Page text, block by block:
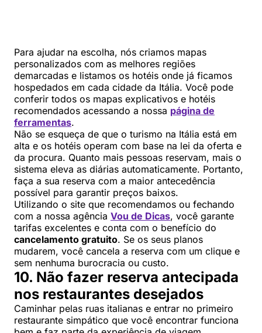
Para ajudar na escolha, nós criamos mapas
personalizados com as melhores regiões
demarcadas e listamos os hotéis onde já ficamos
hospedados em cada cidade da Itália. Você pode
conferir todos os mapas explicativos e hotéis
recomendados acessando a nossa página de
ferramentas.
Não se esqueça de que o turismo na Itália está em
alta e os hotéis operam com base na lei da oferta e
da procura. Quanto mais pessoas reservam, mais o
sistema eleva as diárias automaticamente. Portanto,
faça a sua reserva com a maior antecedência
possível para garantir preços baixos.
Utilizando o site que recomendamos ou fechando
com a nossa agência Vou de Dicas, você garante
tarifas excelentes e conta com o benefício do
cancelamento gratuito. Se os seus planos
mudarem, você cancela a reserva com um clique e
sem nenhuma burocracia ou custo.
10. Não fazer reserva antecipada
nos restaurantes desejados
Caminhar pelas ruas italianas e entrar no primeiro
restaurante simpático que você encontrar funciona